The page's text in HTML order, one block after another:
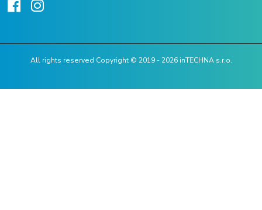
All rights reserved Copyright © 2019 - 2026 inTECHNA s.r.o.